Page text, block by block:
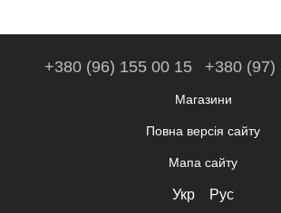
+380 (96) 155 00 15 +380 (97)
Магазини
Повна версія сайту
Мапа сайту
Укр Рус